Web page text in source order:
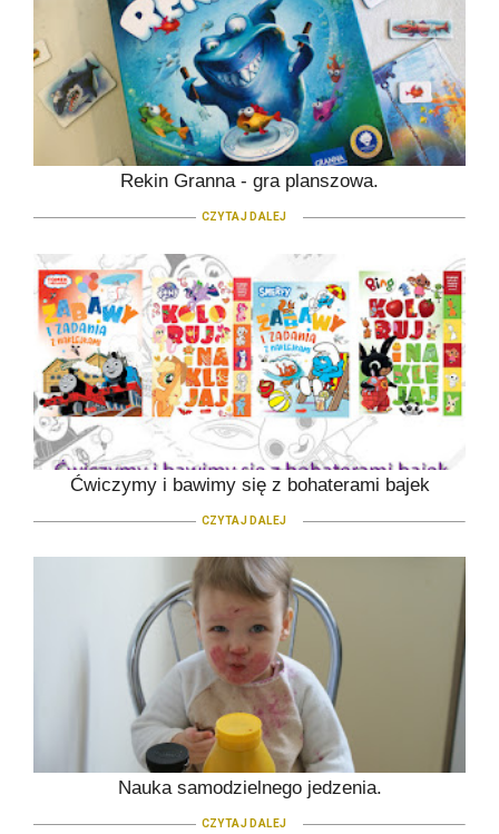
Rekin Granna - gra planszowa.
CZYTAJ DALEJ
Ćwiczymy i bawimy się z bohaterami bajek
CZYTAJ DALEJ
Nauka samodzielnego jedzenia.
CZYTAJ DALEJ